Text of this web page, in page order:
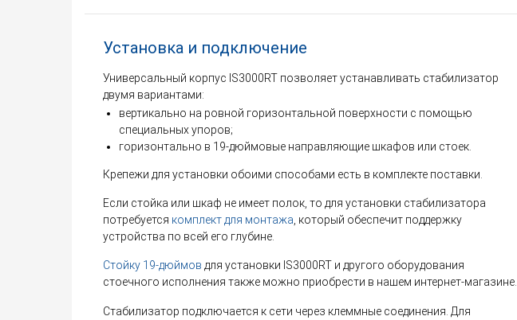
Установка и подключение
Универсальный корпус IS3000RT позволяет устанавливать стабилизатор
двумя вариантами:
вертикально на ровной горизонтальной поверхности с помощью
специальных упоров;
горизонтально в 19-дюймовые направляющие шкафов или стоек.
Крепежи для установки обоими способами есть в комплекте поставки.
Если стойка или шкаф не имеет полок, то для установки стабилизатора
потребуется комплект для монтажа , который обеспечит поддержку
устройства по всей его глубине.
Стойку 19-дюймов для установки IS3000RT и другого оборудования
стоечного исполнения также можно приобрести в нашем интернет-магазине.
Стабилизатор подключается к сети через клеммные соединения. Для